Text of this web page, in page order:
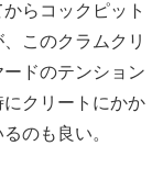
らコックピット
このクラムクリ
ドのテンション
クリートにかか
のも良い。